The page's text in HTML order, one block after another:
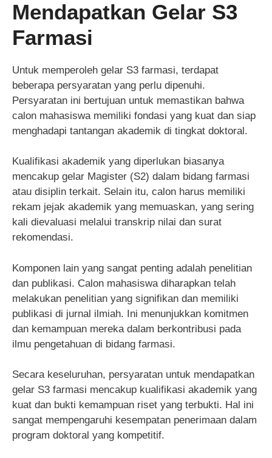
Mendapatkan Gelar S3
Farmasi
Untuk memperoleh gelar S3 farmasi, terdapat
beberapa persyaratan yang perlu dipenuhi.
Persyaratan ini bertujuan untuk memastikan bahwa
calon mahasiswa memiliki fondasi yang kuat dan siap
menghadapi tantangan akademik di tingkat doktoral.
Kualifikasi akademik yang diperlukan biasanya
mencakup gelar Magister (S2) dalam bidang farmasi
atau disiplin terkait. Selain itu, calon harus memiliki
rekam jejak akademik yang memuaskan, yang sering
kali dievaluasi melalui transkrip nilai dan surat
rekomendasi.
Komponen lain yang sangat penting adalah penelitian
dan publikasi. Calon mahasiswa diharapkan telah
melakukan penelitian yang signifikan dan memiliki
publikasi di jurnal ilmiah. Ini menunjukkan komitmen
dan kemampuan mereka dalam berkontribusi pada
ilmu pengetahuan di bidang farmasi.
Secara keseluruhan, persyaratan untuk mendapatkan
gelar S3 farmasi mencakup kualifikasi akademik yang
kuat dan bukti kemampuan riset yang terbukti. Hal ini
sangat mempengaruhi kesempatan penerimaan dalam
program doktoral yang kompetitif.